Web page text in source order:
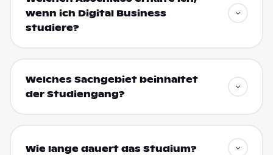
wenn ich Digital Business
studiere?
Welches Sachgebiet beinhaltet
der Studiengang?
Wie lange dauert das Studium?